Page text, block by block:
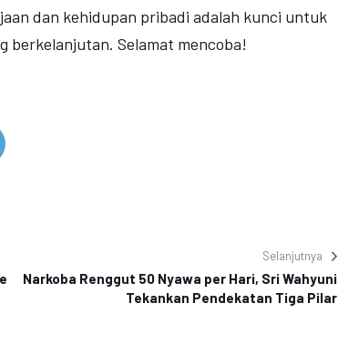
dan kehidupan pribadi adalah kunci untuk
berkelanjutan. Selamat mencoba!
Selanjutnya
Narkoba Renggut 50 Nyawa per Hari, Sri Wahyuni
Tekankan Pendekatan Tiga Pilar